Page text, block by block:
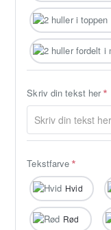
Skriv din tekst her
Tekstfarve
Hvid
Rød